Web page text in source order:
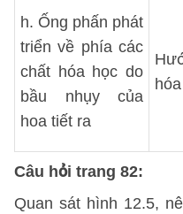
h. Ống phấn phát
triển về phía các
chất hóa học do
bầu nhụy của
hoa tiết ra
Câu hỏi trang 82:
Quan sát hình 12.5,